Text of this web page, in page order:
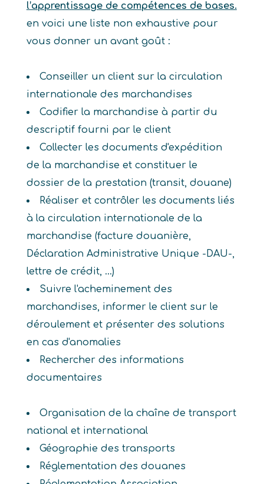
l’apprentissage de compétences de bases.
en voici une liste non exhaustive pour
vous donner un avant goût :
Conseiller un client sur la circulation
internationale des marchandises
Codifier la marchandise à partir du
descriptif fourni par le client
Collecter les documents d'expédition
de la marchandise et constituer le
dossier de la prestation (transit, douane)
Réaliser et contrôler les documents liés
à la circulation internationale de la
marchandise (facture douanière,
Déclaration Administrative Unique -DAU-,
lettre de crédit, ...)
Suivre l'acheminement des
marchandises, informer le client sur le
déroulement et présenter des solutions
en cas d'anomalies
Rechercher des informations
documentaires
Organisation de la chaîne de transport
national et international
Géographie des transports
Réglementation des douanes